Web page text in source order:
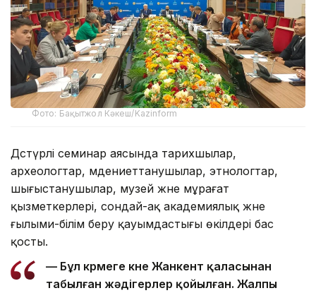
Фото: Бақытжол Кәкеш/Kazinform
Дәстүрлі семинар аясында тарихшылар,
археологтар, мәдениеттанушылар, этнологтар,
шығыстанушылар, музей және мұрағат
қызметкерлері, сондай-ақ академиялық және
ғылыми-білім беру қауымдастығы өкілдері бас
қосты.
— Бұл көрмеге көне Жанкент қаласынан
табылған жәдігерлер қойылған. Жалпы